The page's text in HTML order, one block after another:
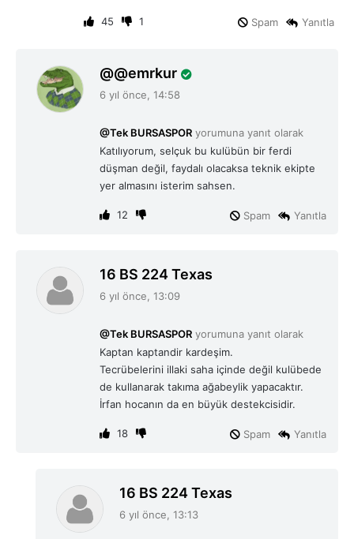
45 1 Yanıtla
Spam
@emrkur
k
6 yıl önce, 14:58
@Tek BURSASPOR yorumuna yanıt olarak
Katılıyorum, selçuk bu kulübün bir ferdi
düşman değil, faydalı olacaksa teknik ekipte
yer almasını isterim sahsen.
12 Yanıtla
Spam
16 BS 224 Texas
6 yıl önce, 13:09
@Tek BURSASPOR yorumuna yanıt olarak
Kaptan kaptandir kardeşim.
Tecrübelerini illaki saha içinde değil kulübede
de kullanarak takıma ağabeylik yapacaktır.
İrfan hocanın da en büyük destekcisidir.
18 Yanıtla
Spam
16 BS 224 Texas
6 yıl önce, 13:13